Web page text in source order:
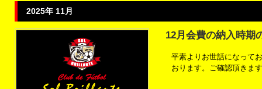
2025年 11月
12月会費の納入時期
平素よりお世話になって
おります。ご確認頂きま